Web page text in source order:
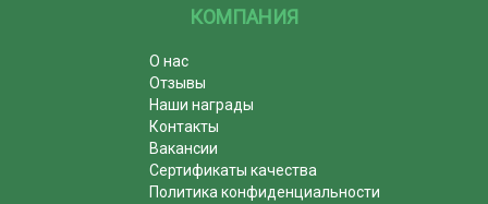
КОМПАНИЯ
О нас
Отзывы
Наши награды
Контакты
Вакансии
Сертификаты качества
Политика конфиденциальности